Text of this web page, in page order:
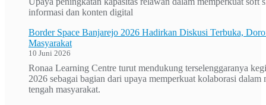
informasi dan konten digital
Border Space Banjarejo 2026 Hadirkan Diskusi Terbuka,
Masyarakat
10 Juni 2026
Ronaa Learning Centre turut mendukung terselenggaranya
2026 sebagai bagian dari upaya memperkuat kolaborasi
tengah masyarakat.